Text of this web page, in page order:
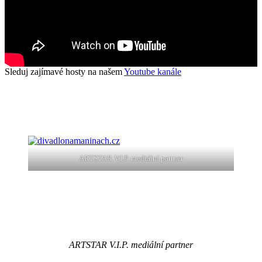
Sleduj zajímavé hosty na našemYoutube kanále
ARTSTAR V.I.P. mediální partner
ARTSTAR V.I.P. mediální partner